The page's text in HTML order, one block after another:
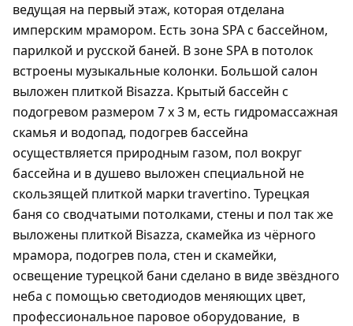
ведущая на первый этаж, которая отделана
имперским мрамором. Есть зона SPA c бассейном,
парилкой и русской баней. В зоне SPA в потолок
встроены музыкальные колонки. Большой салон
выложен плиткой Bisazza. Крытый бассейн с
подогревом размером 7 х 3 м, есть гидромассажная
скамья и водопад, подогрев бассейна
осуществляется природным газом, пол вокруг
бассейна и в душево выложен специальной не
скользящей плиткой марки travertino. Турецкая
баня со сводчатыми потолками, стены и пол так же
выложены плиткой Bisazza, скамейка из чёрного
мрамора, подогрев пола, стен и скамейки,
освещение турецкой бани сделано в виде звёздного
неба с помощью светодиодов меняющих цвет,
профессиональное паровое оборудование, в